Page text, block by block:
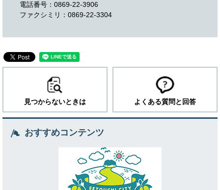
電話番号：0869-22-3906
ファクシミリ：0869-22-3304
見つからないときは よくある質問と回答
おすすめコンテンツ